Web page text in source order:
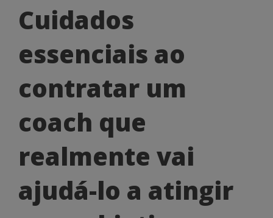
Cuidados
essenciais
ao
contratar
um
coach
que
realmente
vai
Cuidados
essenciais ao
contratar um
coach que
realmente vai
ajudá-lo a atingir